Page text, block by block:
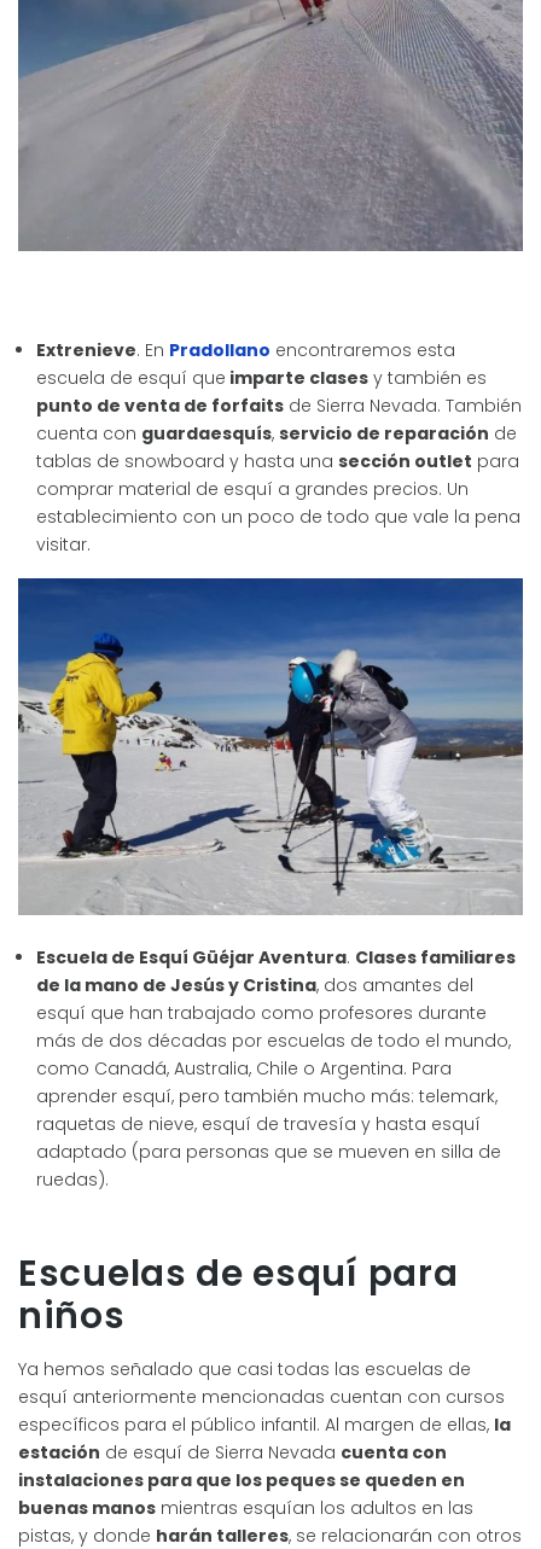
Extrenieve. En Pradollano encontraremos esta
escuela de esquí que imparte clases y también es
punto de venta de forfaits de Sierra Nevada. También
cuenta con guardaesquís, servicio de reparación de
tablas de snowboard y hasta una sección outlet para
comprar material de esquí a grandes precios. Un
establecimiento con un poco de todo que vale la pena
visitar.
Escuela de Esquí Güéjar Aventura. Clases familiares
de la mano de Jesús y Cristina, dos amantes del
esquí que han trabajado como profesores durante
más de dos décadas por escuelas de todo el mundo,
como Canadá, Australia, Chile o Argentina. Para
aprender esquí, pero también mucho más: telemark,
raquetas de nieve, esquí de travesía y hasta esquí
adaptado (para personas que se mueven en silla de
ruedas).
Escuelas de esquí para
niños
Ya hemos señalado que casi todas las escuelas de
esquí anteriormente mencionadas cuentan con cursos
específicos para el público infantil. Al margen de ellas, la
estación de esquí de Sierra Nevada cuenta con
instalaciones para que los peques se queden en
buenas manos mientras esquían los adultos en las
pistas, y donde harán talleres, se relacionarán con otros